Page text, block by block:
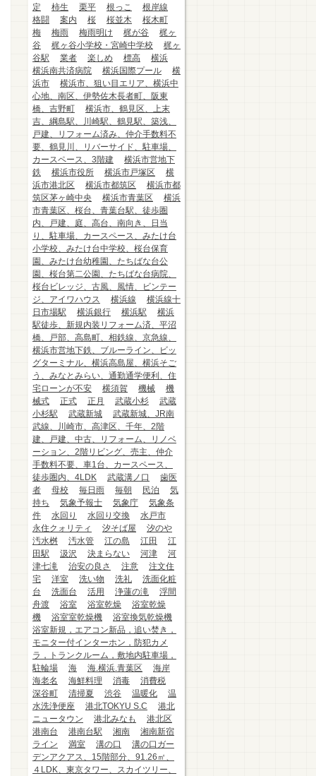
定
柿生 栗平 根っこ
根岸線
格闘
案内 桜 桜並木
桜木町
梅
梅雨 梅雨明け 梶が谷
梶ヶ
谷
梶ヶ谷小学校・宮崎中学校
梶ヶ
谷駅
業者 楽しめ 標高
横浜
横浜南共済病院
横浜国際プール
横
浜市
横浜市、狙い目エリア、横浜中
心地、南区、伊勢佐木長者町、阪東
橋、吉野町
横浜市、鶴見区、上末
吉、綱島駅、川崎駅、鶴見駅、築浅、
戸建、リフォーム済み、仲介手数料不
要、鶴見川、リバーサイド、駐車場、
カースペース、3階建
横浜市営地下
鉄
横浜市役所 横浜市戸塚区
横
浜市港北区
横浜市都筑区
横浜市都
筑区茅ヶ崎中央
横浜市青葉区
横浜
市青葉区、桜台、青葉台駅、徒歩圏
内、戸建、庭、高台、南向き、日当
り、駐車場、カースペース、みたけ台
小学校、みたけ台中学校、桜台保育
園、みたけ台幼稚園、たちばな台公
園、桜台第二公園、たちばな台病院、
桜台ビレッジ、古風、風情、ビンテー
ジ、アイワハウス
横浜線
横浜線十
日市場駅
横浜銀行 横浜駅
横浜
駅徒歩、新規内装リフォーム済、平沼
橋、戸部、高島町、相鉄線、京急線、
横浜市営地下鉄、ブルーライン、ビッ
グターミナル、横浜高島屋、横浜そご
う、みなとみらい、通勤通学便利、住
宅ローンが不安
横須賀 機械
機
械式
正式 正月 武蔵小杉
武蔵
小杉駅
武蔵新城
武蔵新城、JR南
武線、川崎市、高津区、千年、2階
建、戸建、中古、リフォーム、リノベ
ーション、2階リビング、売主、仲介
手数料不要、車1台、カースペース、
徒歩圏内、4LDK
武蔵溝ノ口
歯医
者
母校 毎日雨 毎朝 民泊
気
持ち
気象予報士 気象庁
気象条
件
水回り 水回り交換
水戸市
永住クォリティ
汐そば屋
汐のや
汚水桝
汚水管 江の島 江田
江
田駅
汲沢 決まらない 河津
河
津七滝
治安の良さ 注意
注文住
宅
洋室 洗い物 洗礼
洗面化粧
台
洗面台 活用 浄蓮の滝
浮間
舟渡
浴室 浴室乾燥
浴室乾燥
機
浴室室乾燥機
浴室換気乾燥機
浴室新規，エアコン新品，追い焚き，
モニター付インターホン，防犯カメ
ラ，トランクルーム，敷地内駐車場，
駐輪場
海 海.横浜.青葉区
海岸
海老名
海鮮料理 消毒
消費税
深谷町
清掃夏 渋谷 温暖化
温
水洗浄便座
港北TOKYU S.C
港北
ニュータウン
港北みなも
港北区
港南台
港南台駅 湘南
湘南新宿
ライン
満室 溝の口
溝の口ガー
デンアクアス、15階部分、91.26㎡、
４LDK、東京タワー、スカイツリー、